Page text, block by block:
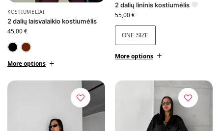
KOSTIUMĖLIAI
2 dalių laisvalaikio kostiumėlis
45,00€
More options
2 dalių lininis kostiumėlis
55,00€
ONE SIZE
More options